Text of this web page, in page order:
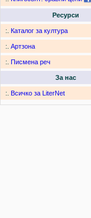
Ресурси
:. Каталог за култура
:. Артзона
:. Писмена реч
За нас
:. Всичко за LiterNet